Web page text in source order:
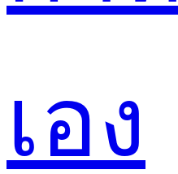
เอง